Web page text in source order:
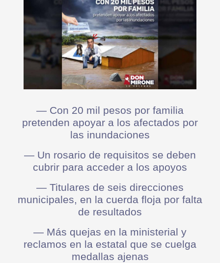
— Con 20 mil pesos por familia
pretenden apoyar a los afectados por
las inundaciones
— Un rosario de requisitos se deben
cubrir para acceder a los apoyos
— Titulares de seis direcciones
municipales, en la cuerda floja por falta
de resultados
— Más quejas en la ministerial y
reclamos en la estatal que se cuelga
medallas ajenas